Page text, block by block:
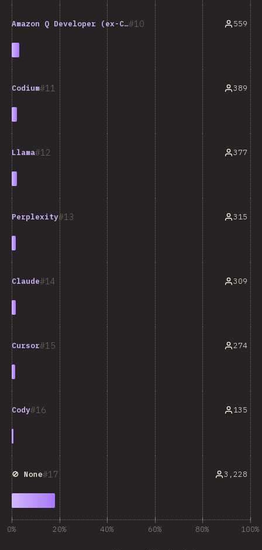
10
Amazon Q Developer (ex-CodeWhisperer) 559
11
Codium 389
12
Llama 377
13
Perplexity 315
14
Claude 309
15
Cursor 274
16
Cody 135
17
🚫 None 3,228
0% 20% 40% 60% 80% 100%